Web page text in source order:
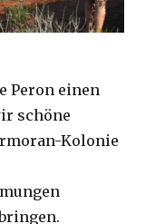
Peron einen
schöne
Kolonie